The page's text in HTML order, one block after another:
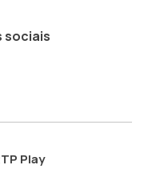
sociais
Play